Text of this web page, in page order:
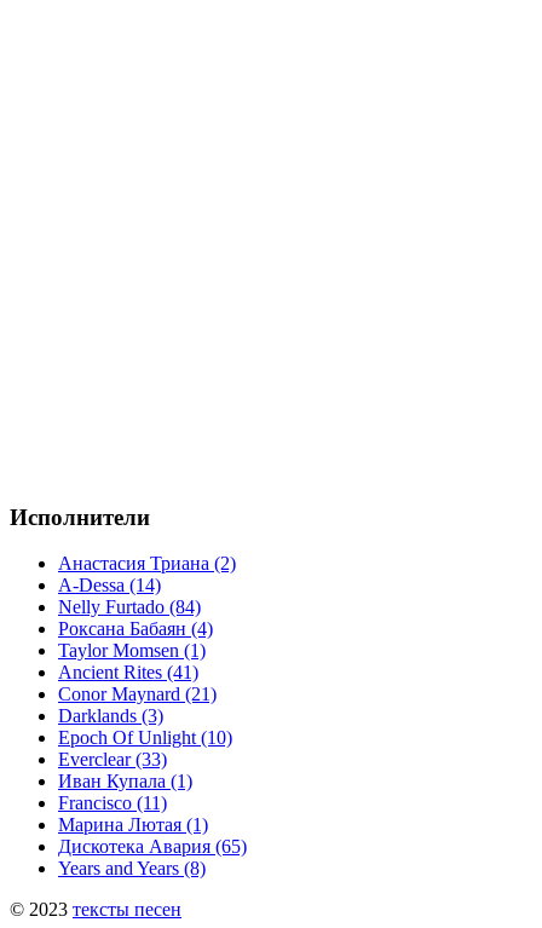
Исполнители
Анастасия Триана (2)
A-Dessa (14)
Nelly Furtado (84)
Роксана Бабаян (4)
Taylor Momsen (1)
Ancient Rites (41)
Conor Maynard (21)
Darklands (3)
Epoch Of Unlight (10)
Everclear (33)
Иван Купала (1)
Francisco (11)
Марина Лютая (1)
Дискотека Авария (65)
Years and Years (8)
© 2023 тексты песен